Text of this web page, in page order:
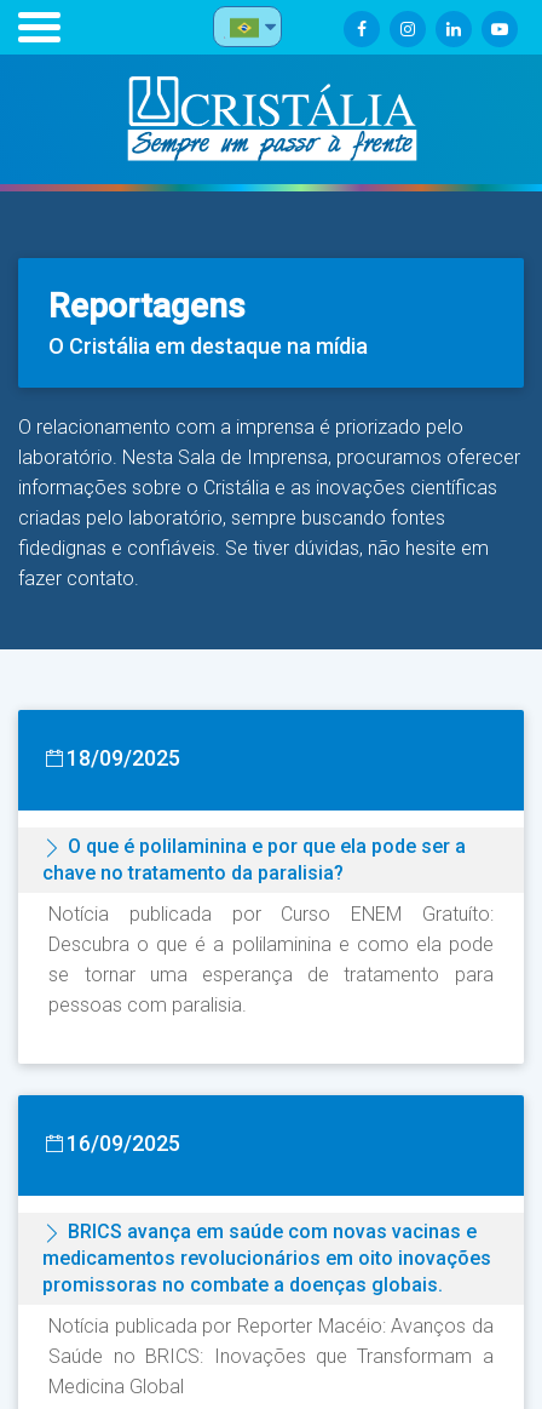
Reportagens
O Cristália em destaque na mídia
O relacionamento com a imprensa é priorizado pelo
laboratório. Nesta Sala de Imprensa, procuramos oferecer
informações sobre o Cristália e as inovações científicas
criadas pelo laboratório, sempre buscando fontes
fidedignas e confiáveis. Se tiver dúvidas, não hesite em
fazer contato.
18/09/2025
O que é polilaminina e por que ela pode ser a
chave no tratamento da paralisia?
Notícia publicada por Curso ENEM Gratuíto:
Descubra o que é a polilaminina e como ela pode
se tornar uma esperança de tratamento para
pessoas com paralisia.
16/09/2025
BRICS avança em saúde com novas vacinas e
medicamentos revolucionários em oito inovações
promissoras no combate a doenças globais.
Notícia publicada por Reporter Macéio: Avanços da
Saúde no BRICS: Inovações que Transformam a
Medicina Global